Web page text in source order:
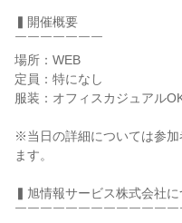
▍開催概要
￣￣￣￣￣￣￣
場所：WEB
定員：特になし
服装：オフィスカジュアル
※当日の詳細については参
ます。
▍旭情報サービス株式会社に
￣￣￣￣￣￣￣￣￣￣￣￣￣